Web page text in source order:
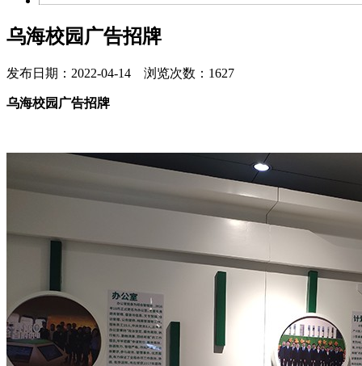
乌海校园广告招牌
发布日期：2022-04-14 浏览次数：1627
乌海校园广告招牌